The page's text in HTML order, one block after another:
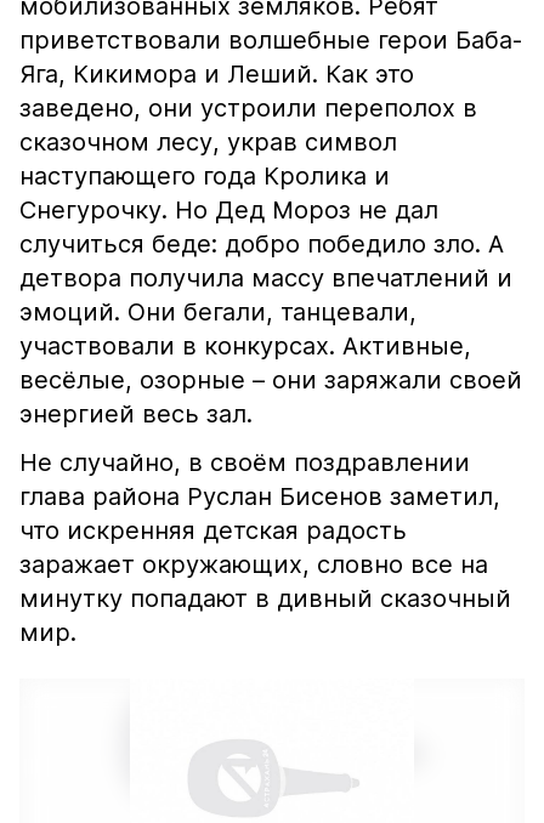
мобилизованных земляков. Ребят
приветствовали волшебные герои Баба-
Яга, Кикимора и Леший. Как это
заведено, они устроили переполох в
сказочном лесу, украв символ
наступающего года Кролика и
Снегурочку. Но Дед Мороз не дал
случиться беде: добро победило зло. А
детвора получила массу впечатлений и
эмоций. Они бегали, танцевали,
участвовали в конкурсах. Активные,
весёлые, озорные – они заряжали своей
энергией весь зал.
Не случайно, в своём поздравлении
глава района Руслан Бисенов заметил,
что искренняя детская радость
заражает окружающих, словно все на
минутку попадают в дивный сказочный
мир.